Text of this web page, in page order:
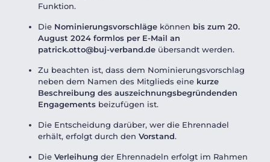
Funktion.
Die Nominierungsvorschläge können bis zum 20.
August 2024 formlos per E-Mail an
patrick.otto@buj-verband.de übersandt werden.
Zu beachten ist, dass dem Nominierungsvorschlag
neben dem Namen des Mitglieds eine kurze
Beschreibung des auszeichnungsbegründenden
Engagements beizufügen ist.
Die Entscheidung darüber, wer die Ehrennadel
erhält, erfolgt durch den Vorstand.
Die Verleihung der Ehrennadeln erfolgt im Rahmen